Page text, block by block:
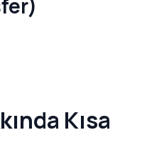
Kısa